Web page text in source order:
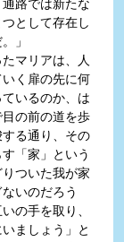
として存在し
」
マリアは、人
く扉の先に何
いるのか、は
の前の道を歩
る通り、その
「家」という
ついた我が家
いのだろう
の手を取り、
ましょう」と